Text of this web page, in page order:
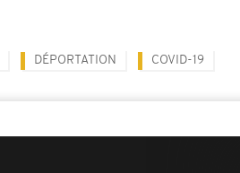
DÉPORTATION COVID-19